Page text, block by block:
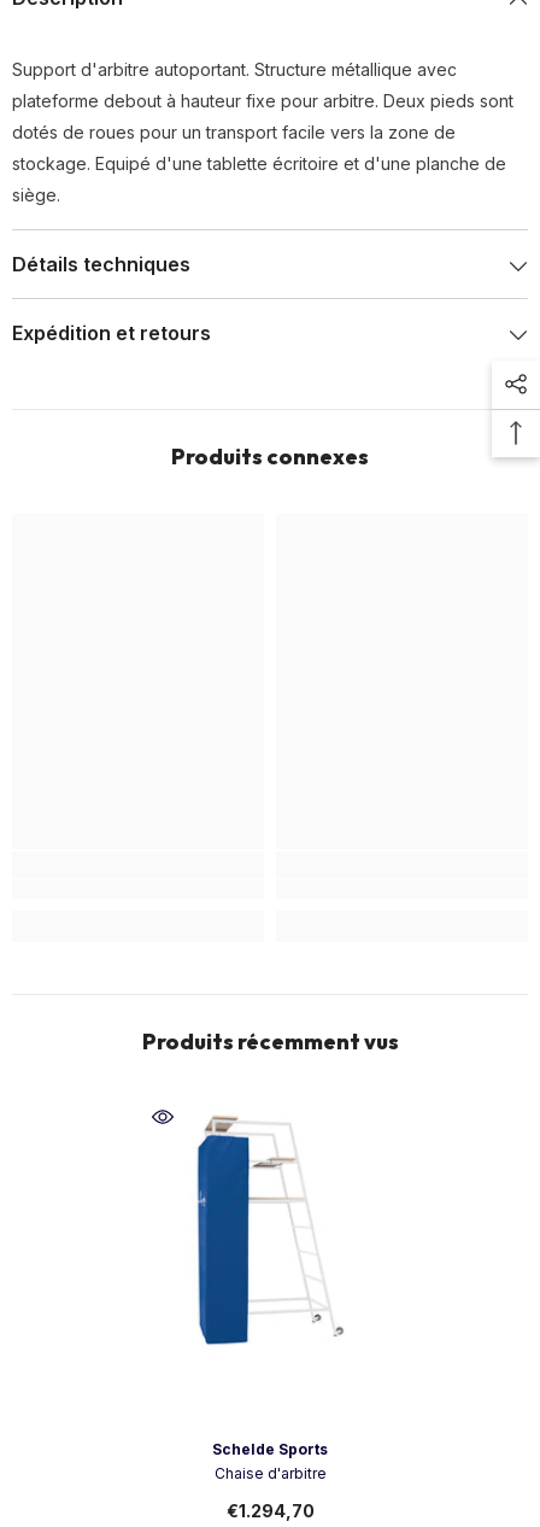
Support d'arbitre autoportant. Structure métallique avec
plateforme debout à hauteur fixe pour arbitre. Deux pieds sont
dotés de roues pour un transport facile vers la zone de
stockage. Equipé d'une tablette écritoire et d'une planche de
siège.
Détails techniques
Expédition et retours
Produits connexes
Produits récemment vus
Schelde Sports
Chaise d'arbitre
€1.294,70